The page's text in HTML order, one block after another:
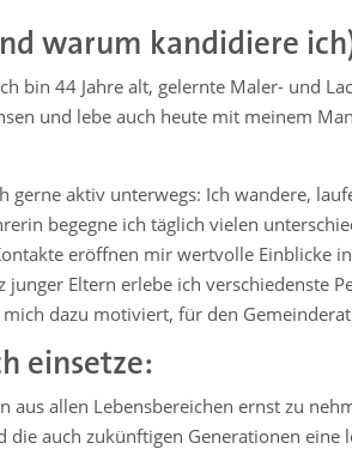
warum kandidiere
bin 44 Jahre alt, gelernte Maler- und
und lebe auch heute mit meinem
gerne aktiv unterwegs: Ich wandere,
begegne ich täglich vielen
eröffnen mir wertvolle Einblicke
junger Eltern erlebe ich verschiedenste
dazu motiviert, für den
einsetze:
aus allen Lebensbereichen ernst zu
die auch zukünftigen Generationen